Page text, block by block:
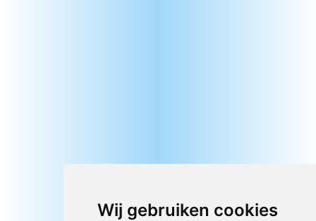
Wij gebruiken cookies